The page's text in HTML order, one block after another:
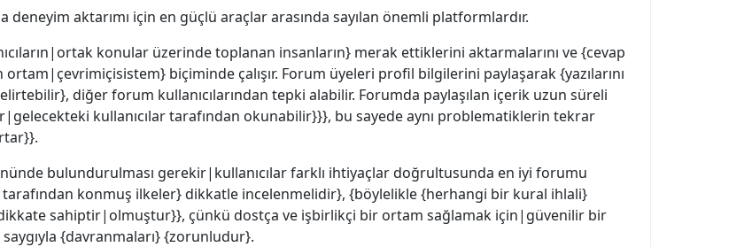
aktarımı için en güçlü araçlar arasında sayılan önemli platformlardır.
konular üzerinde toplanan insanların} merak ettiklerini aktarmalarını ve {cevap
biçiminde çalışır. Forum üyeleri profil bilgilerini paylaşarak {yazılarını
diğer forum kullanıcılarından tepki alabilir. Forumda paylaşılan içerik uzun süreli
kullanıcılar tarafından okunabilir}}}, bu sayede aynı problematiklerin tekrar
bulundurulması gerekir|kullanıcılar farklı ihtiyaçlar doğrultusunda en iyi forumu
konmuş ilkeler} dikkatle incelenmelidir}, {böylelikle {herhangi bir kural ihlali}
sahiptir|olmuştur}}, çünkü dostça ve işbirlikçi bir ortam sağlamak için|güvenilir bir
{davranmaları} {zorunludur}.